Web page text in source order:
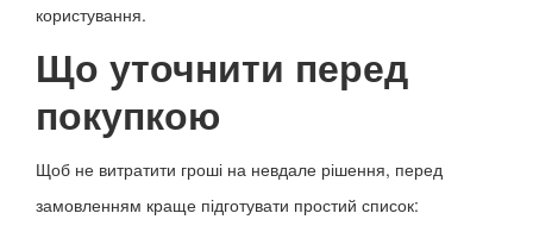
користування.
Що уточнити перед
покупкою
Щоб не витратити гроші на невдале рішення, перед
замовленням краще підготувати простий список: